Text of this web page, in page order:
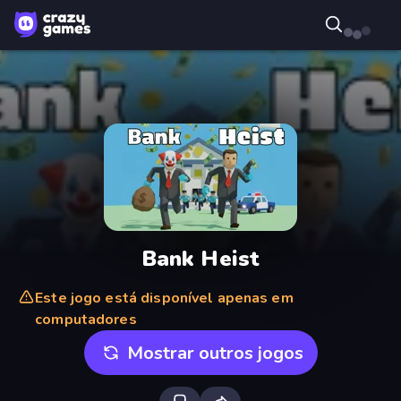
Bank Heist
Este jogo está disponível apenas em
computadores
Mostrar outros jogos